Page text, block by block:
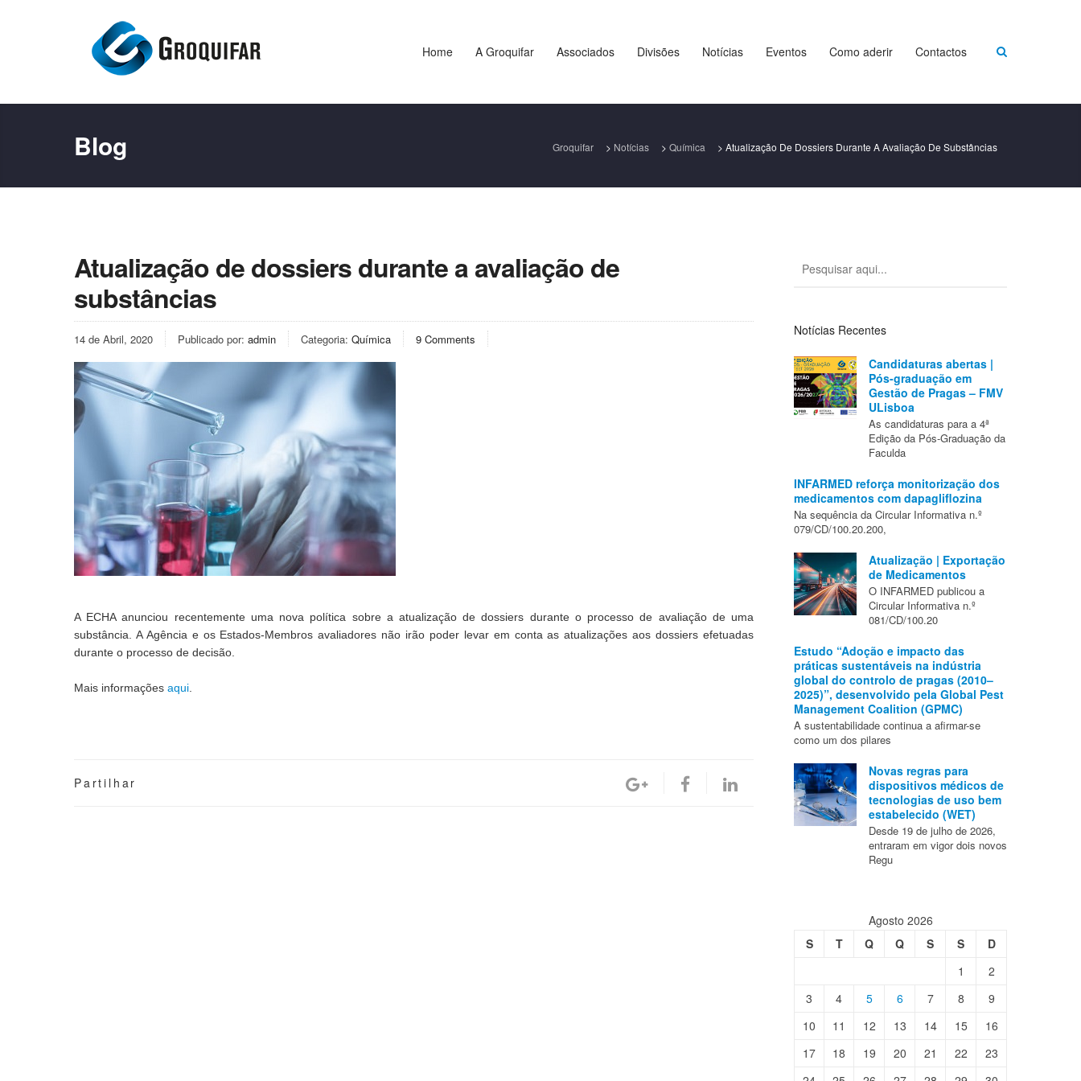
Home A Groquifar Associados Divisões Notícias Eventos Como aderir Contactos
Blog Groquifar > Notícias > Química > Atualização De Dossiers Durante A Avaliação De Substâncias
Atualização de dossiers durante a avaliação de
substâncias
14 de Abril, 2020 Publicado por: admin Categoria: Química 9 Comments
A ECHA anunciou recentemente uma nova política sobre a atualização de dossiers durante o processo de avaliação de uma
substância. A Agência e os Estados-Membros avaliadores não irão poder levar em conta as atualizações aos dossiers efetuadas
durante o processo de decisão.
Mais informações aqui
Partilhar
Notícias Recentes
Candidaturas abertas |
Pós-graduação em
Gestão de Pragas – FMV
ULisboa
As candidaturas para a 4ª
Edição da Pós-Graduação da
Faculda
INFARMED reforça monitorização dos
medicamentos com dapagliflozina
Na sequência da Circular Informativa n.º
079/CD/100.20.200,
Atualização | Exportação
de Medicamentos
O INFARMED publicou a
Circular Informativa n.º
081/CD/100.20
Estudo “Adoção e impacto das
práticas sustentáveis na indústria
global do controlo de pragas (2010–
2025)”, desenvolvido pela Global Pest
Management Coalition (GPMC)
A sustentabilidade continua a afirmar-se
como um dos pilares
Novas regras para
dispositivos médicos de
tecnologias de uso bem
estabelecido (WET)
Desde 19 de julho de 2026,
entraram em vigor dois novos
Regu
Agosto 2026
S
T Q Q S S
D
1
2
3
4 5 6 7 8
9
10
11 12 13 14 15
16
17
18 19 20 21 22
23